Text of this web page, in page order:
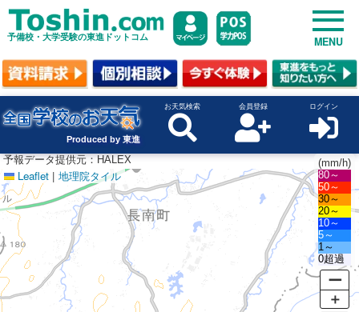
予備校・大学受験の東進ドットコム MENU
Produced by 東進
お天気検索 会員登録 ログイン
Leaflet | 地理院タイル
(mm/h)
80～
50～
30～
20～
10～
5～
1～
0超過
ー
＋
予報データ提供元：HALEX